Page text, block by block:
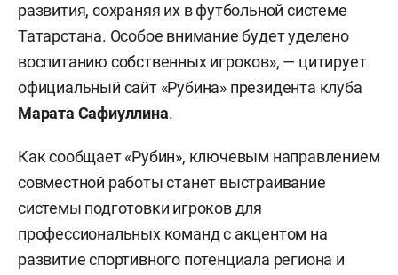
развития, сохраняя их в футбольной системе
Татарстана. Особое внимание будет уделено
воспитанию собственных игроков», — цитирует
официальный сайт «Рубина» президента клуба
Марата Сафиуллина.
Как сообщает «Рубин», ключевым направлением
совместной работы станет выстраивание
системы подготовки игроков для
профессиональных команд с акцентом на
развитие спортивного потенциала региона и